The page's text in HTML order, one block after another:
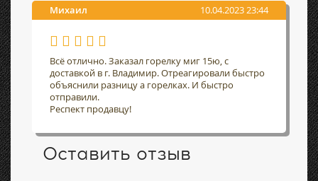
Михаил 10.04.2023 23:44
Всё отлично. Заказал горелку миг 15ю, с
доставкой в г. Владимир. Отреагировали быстро
объяснили разницу а горелках. И быстро
отправили.
Респект продавцу!
Оставить отзыв